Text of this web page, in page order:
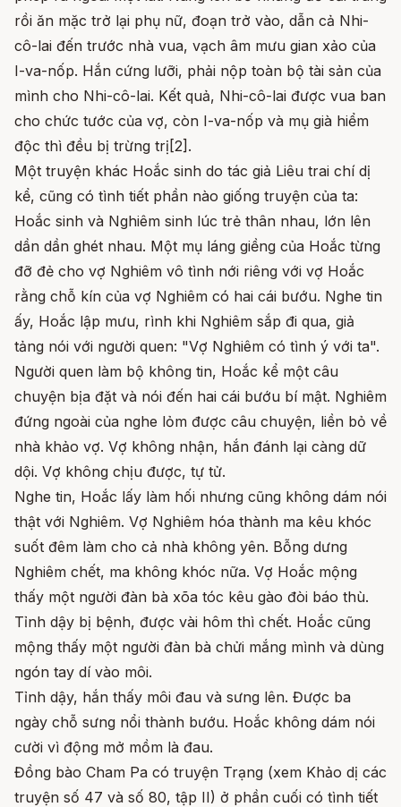
rồi ăn mặc trở lại phụ nữ, đoạn trở vào, dẫn cả Nhi-
cô-lai đến trước nhà vua, vạch âm mưu gian xảo của
I-va-nốp. Hắn cứng lưỡi, phải nộp toàn bộ tài sản của
mình cho Nhi-cô-lai. Kết quả, Nhi-cô-lai được vua ban
cho chức tước của vợ, còn I-va-nốp và mụ già hiểm
độc thì đều bị trừng trị[2].
Một truyện khác Hoắc sinh do tác giả Liêu trai chí dị
kể, cũng có tình tiết phần nào giống truyện của ta:
Hoắc sinh và Nghiêm sinh lúc trẻ thân nhau, lớn lên
dần dần ghét nhau. Một mụ láng giềng của Hoắc từng
đỡ đẻ cho vợ Nghiêm vô tình nới riêng với vợ Hoắc
rằng chỗ kín của vợ Nghiêm có hai cái bướu. Nghe tin
ấy, Hoắc lập mưu, rình khi Nghiêm sắp đi qua, giả
tảng nói với người quen: "Vợ Nghiêm có tình ý với ta".
Người quen làm bộ không tin, Hoắc kể một câu
chuyện bịa đặt và nói đến hai cái bướu bí mật. Nghiêm
đứng ngoài của nghe lỏm được câu chuyện, liền bỏ về
nhà khảo vợ. Vợ không nhận, hắn đánh lại càng dữ
dội. Vợ không chịu được, tự tử.
Nghe tin, Hoắc lấy làm hối nhưng cũng không dám nói
thật với Nghiêm. Vợ Nghiêm hóa thành ma kêu khóc
suốt đêm làm cho cả nhà không yên. Bỗng dưng
Nghiêm chết, ma không khóc nữa. Vợ Hoắc mộng
thấy một người đàn bà xõa tóc kêu gào đòi báo thù.
Tỉnh dậy bị bệnh, được vài hôm thì chết. Hoắc cũng
mộng thấy một người đàn bà chửi mắng mình và dùng
ngón tay dí vào môi.
Tỉnh dậy, hắn thấy môi đau và sưng lên. Được ba
ngày chỗ sưng nổi thành bướu. Hoắc không dám nói
cười vì động mở mồm là đau.
Đồng bào Cham Pa có truyện Trạng (xem Khảo dị các
truyện số 47 và số 80, tập II) ở phần cuối có tình tiết